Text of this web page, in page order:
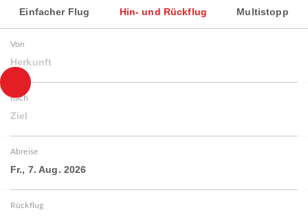
Einfacher Flug Hin- und Rückflug Multistopp
Von
Herkunft
nach
Ziel
Abreise
Fr., 7. Aug. 2026
Rückflug